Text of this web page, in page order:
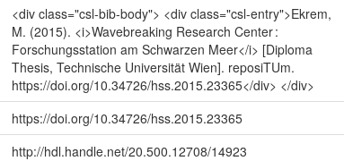
<div class="csl-bib-body"> <div class="csl-entry">Ekrem,
M. (2015). <i>Wavebreaking Research Center :
Forschungsstation am Schwarzen Meer</i> [Diploma
Thesis, Technische Universität Wien]. reposiTUm.
https://doi.org/10.34726/hss.2015.23365</div> </div>
https://doi.org/10.34726/hss.2015.23365
http://hdl.handle.net/20.500.12708/14923